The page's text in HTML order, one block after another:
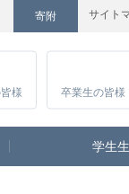
サイト
寄附
Instagram
様 卒業生の皆様
学生